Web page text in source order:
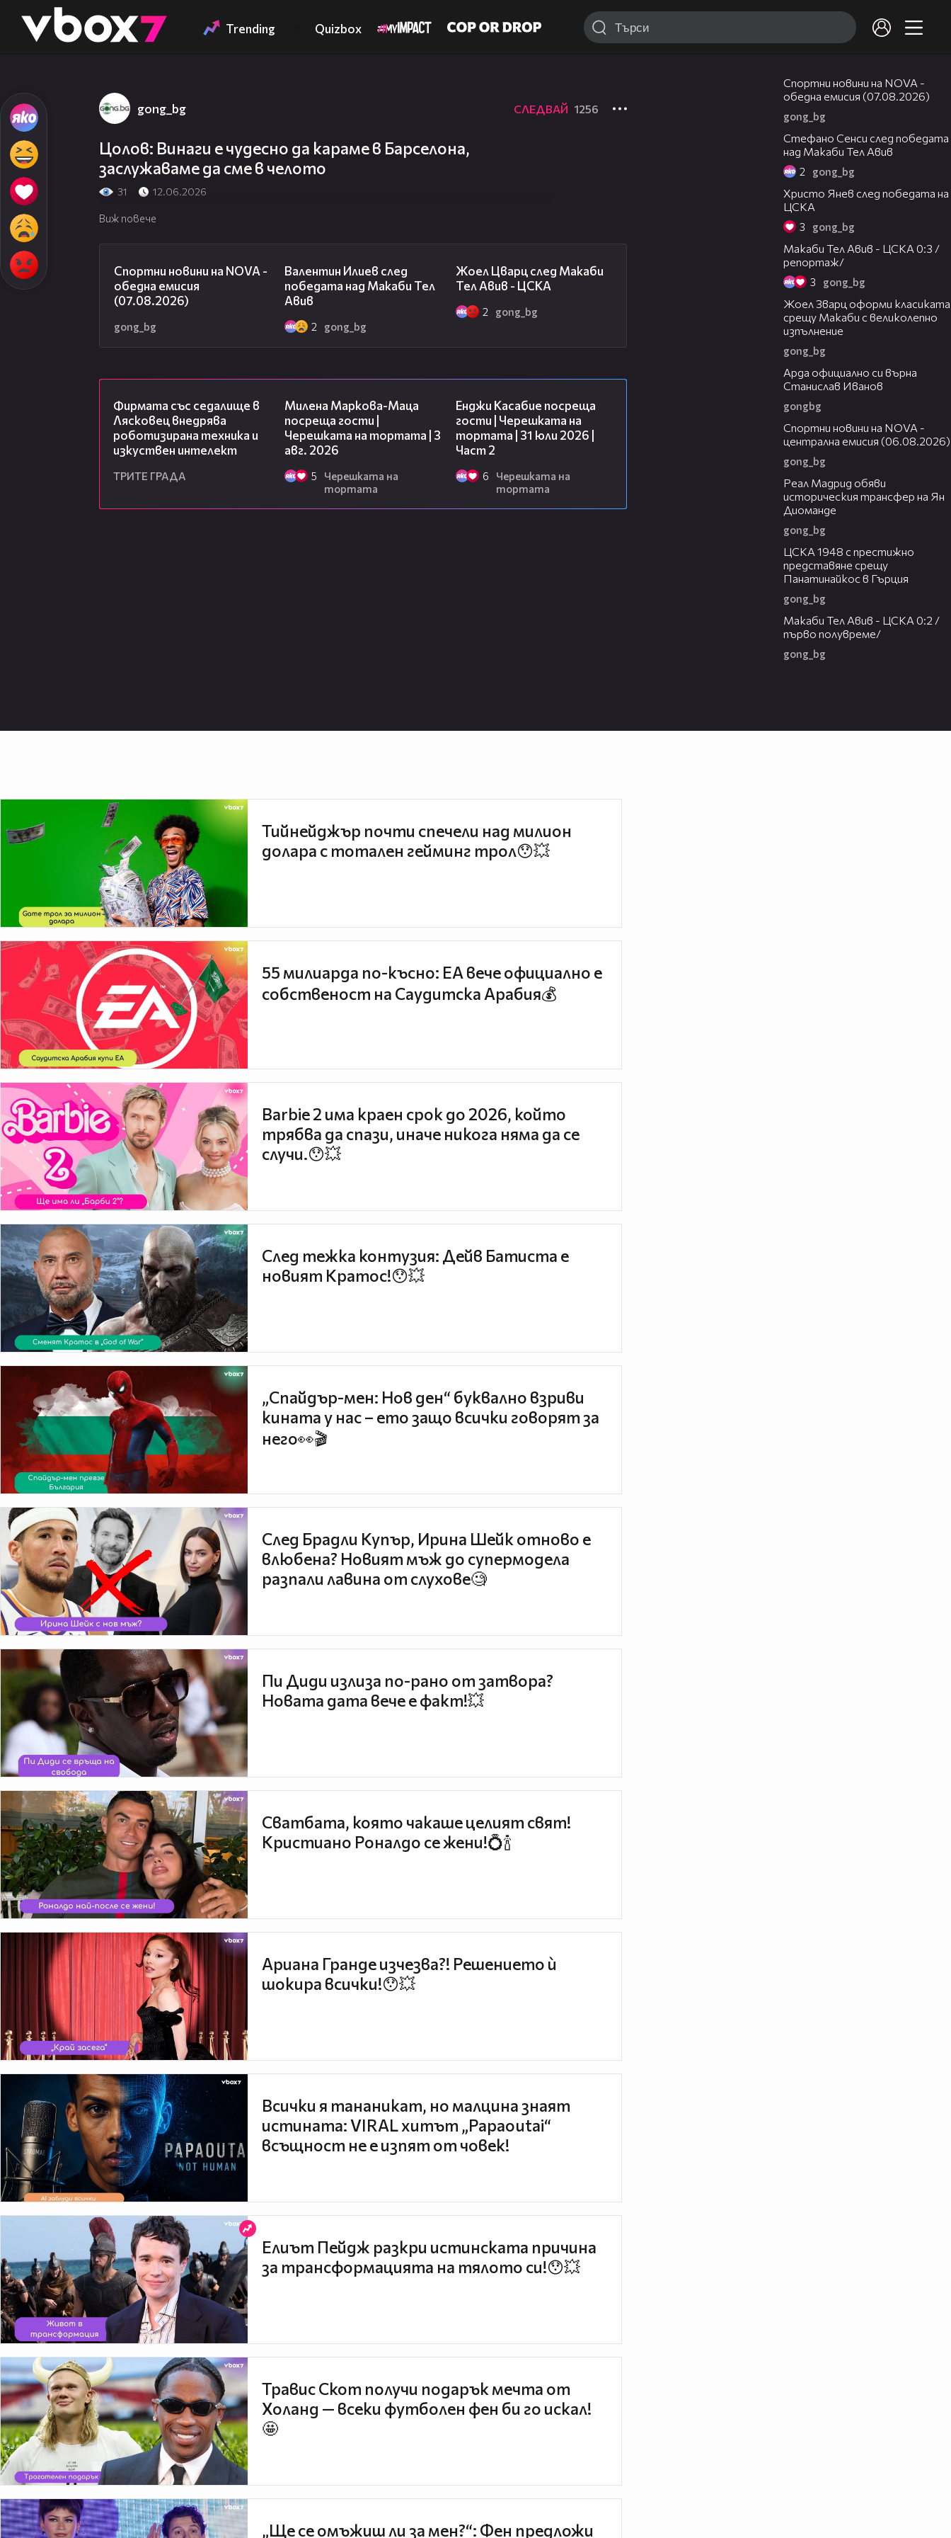
👾 Trending Quizbox
gong_bg СЛЕДВАЙ 1256
Цолов: Винаги е чудесно да караме в Барселона,
заслужаваме да сме в челото
31 12.06.2026
Виж повече
Спортни новини на NOVA -
обедна емисия
(07.08.2026)
gong_bg
Валентин Илиев след
победата над Макаби Тел
Авив
2 gong_bg
Жоел Цварц след Макаби
Тел Авив - ЦСКА
2 gong_bg
Фирмата със седалище в
Лясковец внедрява
роботизирана техника и
изкуствен интелект
ТРИТЕ ГРАДА
Милена Маркова-Маца
посреща гости |
Черешката на тортата | 3
авг. 2026
5
Черешката на
тортата
Енджи Касабие посреща
гости | Черешката на
тортата | 31 юли 2026 |
Част 2
6
Черешката на
тортата
Спортни новини на NOVA -
обедна емисия (07.08.2026)
gong_bg
Стефано Сенси след победата
над Макаби Тел Авив
2 gong_bg
Христо Янев след победата на
ЦСКА
3 gong_bg
Макаби Тел Авив - ЦСКА 0:3 /
репортаж/
3 gong_bg
Жоел Зварц оформи класиката
срещу Макаби с великолепно
изпълнение
gong_bg
Арда официално си върна
Станислав Иванов
gongbg
Спортни новини на NOVA -
централна емисия (06.08.2026)
gong_bg
Реал Мадрид обяви
историческия трансфер на Ян
Диоманде
gong_bg
ЦСКА 1948 с престижно
представяне срещу
Панатинайкос в Гърция
gong_bg
Макаби Тел Авив - ЦСКА 0:2 /
първо полувреме/
gong_bg
Тийнейджър почти спечели над милион
долара с тотален гейминг трол😯💥
55 милиарда по-късно: EA вече официално е
собственост на Саудитска Арабия💰
Barbie 2 има краен срок до 2026, който
трябва да спази, иначе никога няма да се
случи.😯💥
След тежка контузия: Дейв Батиста е
новият Кратос!😯💥
„Спайдър-мен: Нов ден“ буквално взриви
кината у нас – ето защо всички говорят за
него👀🎬
След Брадли Купър, Ирина Шейк отново е
влюбена? Новият мъж до супермодела
разпали лавина от слухове🧐
Пи Диди излиза по-рано от затвора?
Новата дата вече е факт!💥
Сватбата, която чакаше целият свят!
Кристиано Роналдо се жени!💍🍾
Ариана Гранде изчезва?! Решението ѝ
шокира всички!😯💥
Всички я тананикат, но малцина знаят
истината: VIRAL хитът „Papaoutai“
всъщност не е изпят от човек!
Елиът Пейдж разкри истинската причина
за трансформацията на тялото си!😯💥
Травис Скот получи подарък мечта от
Холанд — всеки футболен фен би го искал!
🤩
„Ще се омъжиш ли за мен?“: Фен предложи